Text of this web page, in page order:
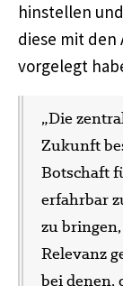
hinstellen
diese mit den
vorgelegt
„Die
Zukunft
Botschaft
erfahrbar
zu
Relevanz
bei denen,